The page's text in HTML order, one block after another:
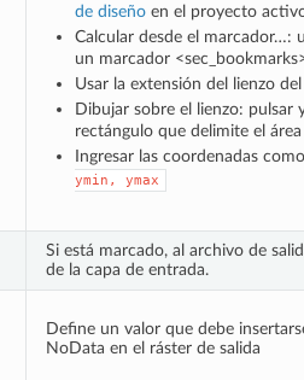
de diseñoen el proyecto
Calcular desde el marcador…:
un marcador
Usar la extensión del lienzo
Dibujar sobre el lienzo: pulsar
rectángulo que delimite el
Ingresar las coordenadas como
ymin,
ymax
Si está marcado, al archivo de
de la capa de entrada.
Define un valor que debe
NoData en el ráster de salida